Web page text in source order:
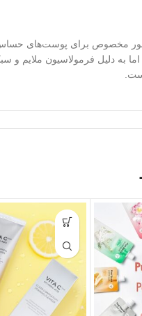
طور مخصوص برای پوست‌های
به دلیل فرمولاسیون ملایم و